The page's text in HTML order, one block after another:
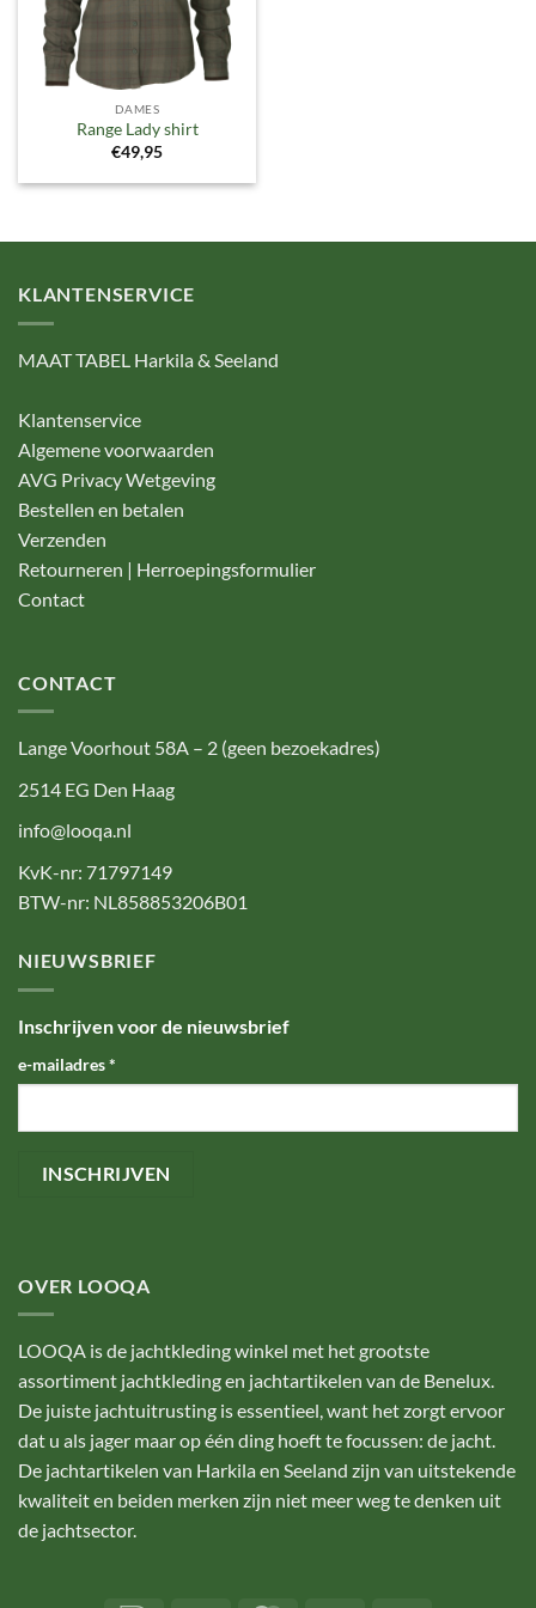
DAMES
Range Lady shirt
€49,95
KLANTENSERVICE
MAAT TABEL Harkila & Seeland
Klantenservice
Algemene voorwaarden
AVG Privacy Wetgeving
Bestellen en betalen
Verzenden
Retourneren | Herroepingsformulier
Contact
CONTACT
Lange Voorhout 58A – 2 (geen bezoekadres)
2514 EG Den Haag
info@looqa.nl
KvK-nr: 71797149
BTW-nr: NL858853206B01
NIEUWSBRIEF
Inschrijven voor de nieuwsbrief
e-mailadres*
OVER LOOQA
LOOQA is de jachtkleding winkel met het grootste
assortiment jachtkleding en jachtartikelen van de Benelux.
De juiste jachtuitrusting is essentieel, want het zorgt ervoor
dat u als jager maar op één ding hoeft te focussen: de jacht.
De jachtartikelen van Harkila en Seeland zijn van uitstekende
kwaliteit en beiden merken zijn niet meer weg te denken uit
de jachtsector.